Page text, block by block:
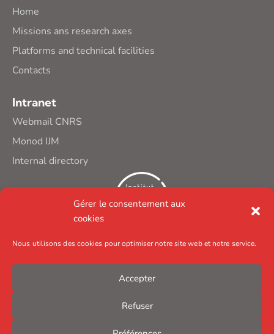
Gérer le consentement aux
cookies
Nous utilisons des cookies pour optimiser notre site web et notre service.
Accepter
Refuser
Home
Missions ans research axes
Platforms and technical facilities
Contacts
Intranet
Webmail CNRS
Monod IJM
Internal directory